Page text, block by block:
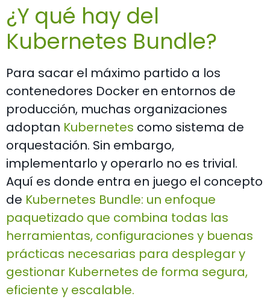
¿Y qué hay del
Kubernetes Bundle?
Para sacar el máximo partido a los
contenedores Docker en entornos de
producción, muchas organizaciones
adoptan Kubernetes como sistema de
orquestación. Sin embargo,
implementarlo y operarlo no es trivial.
Aquí es donde entra en juego el concepto
de Kubernetes Bundle: un enfoque
paquetizado que combina todas las
herramientas, configuraciones y buenas
prácticas necesarias para desplegar y
gestionar Kubernetes de forma segura,
eficiente y escalable.